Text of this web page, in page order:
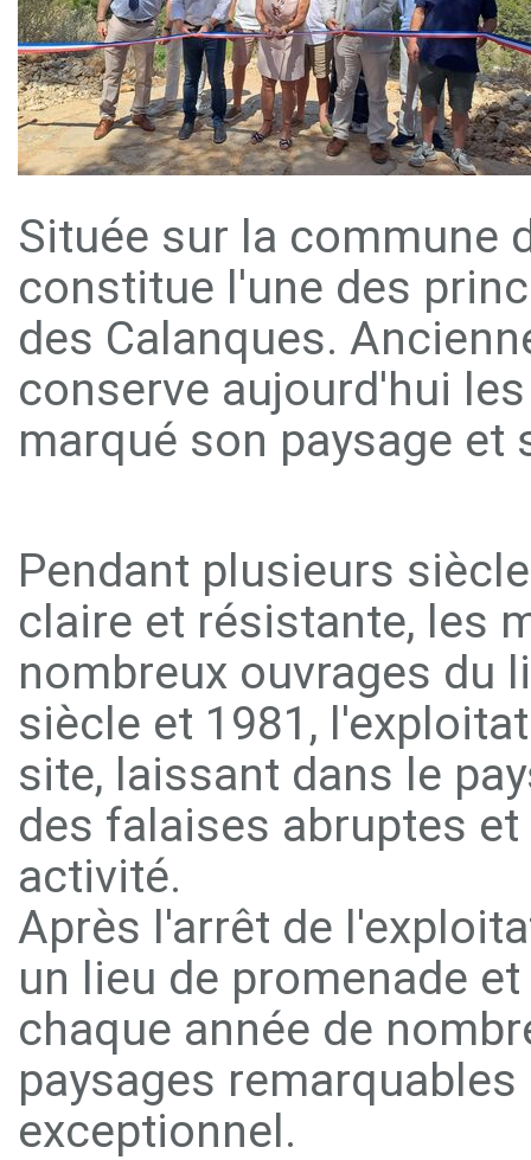
Située sur la commune
constitue l'une des
des Calanques.
conserve aujourd'hui
marqué son paysage et
Pendant plusieurs
claire et résistante, les
nombreux ouvrages du
siècle et 1981,
site, laissant dans le
des falaises abruptes
activité.
Après l'arrêt de
un lieu de promenade
chaque année de
paysages
exceptionnel.